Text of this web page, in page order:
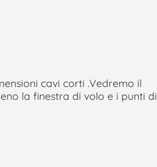
cavi corti .Vedremo il
la finestra di volo e i punti di